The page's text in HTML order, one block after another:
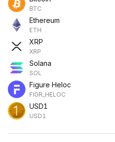
BTC
Ethereum
ETH
XRP
XRP
Solana
SOL
Figure Heloc
FIGR_HELOC
USD1
USD1